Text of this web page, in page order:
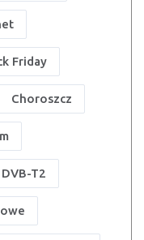
Friday
Choroszcz
DVB-T2